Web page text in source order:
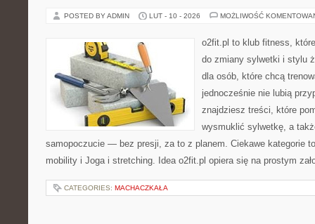
POSTED BY ADMIN LUT - 10 - 2026 MOŻLIWOŚĆ
o2fit.pl to klub fitness,
do zmiany sylwetki i stylu
dla osób, które chcą
jednocześnie nie lubią
znajdziesz treści, które
wysmuklić sylwetkę, a
samopoczucie — bez presji, za to z planem. Ciekawe kategorie
mobility i Joga i stretching. Idea o2fit.pl opiera się na prostym
CATEGORIES: MACHACZKAŁA